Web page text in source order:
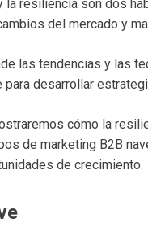
la resiliencia son dos
del mercado y
las tendencias y las
para desarrollar
cómo la
de marketing B2B
de crecimiento.